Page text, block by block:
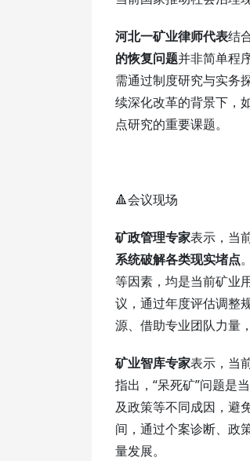
河北一矿业律师代表结
的恢复问题并非简单程
需通过制度研究与实务
续深化改革的背景下，
点研究的重要课题。
🔺会议现场
矿政管理专家表示，当
系统破解各类现实堵点
等因素，均是当前矿业
议，通过年度评估调整
源、借助专业团队力量
矿业智库专家表示，当
指出，“呆死矿”问题是
及政策等不同成因，避
间，通过个案诊断、政
量发展。